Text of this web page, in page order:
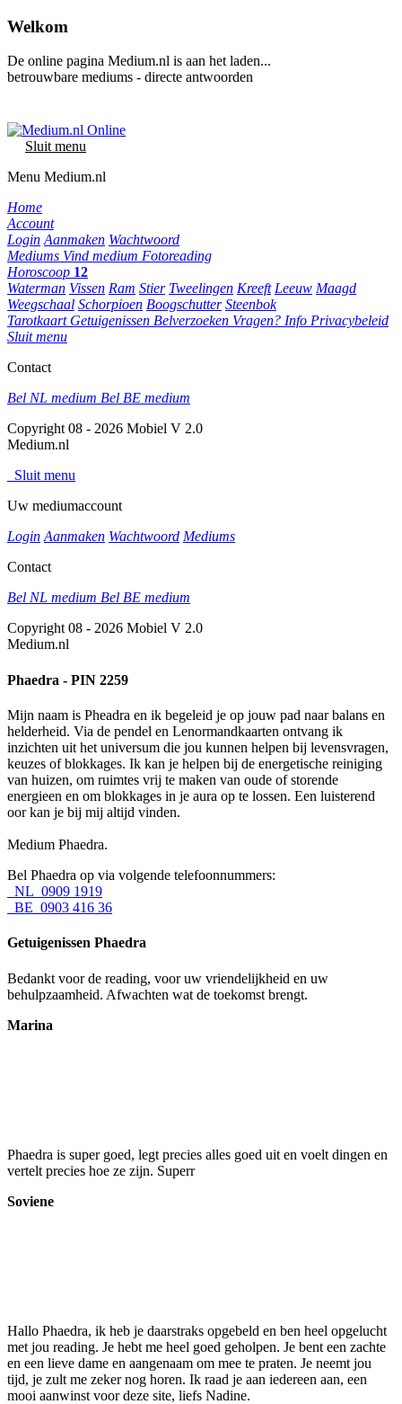
Welkom
De online pagina Medium.nl is aan het laden...
betrouwbare mediums - directe antwoorden
Sluit menu
Menu Medium.nl
Home
Account
Login Aanmaken Wachtwoord
Mediums Vind medium Fotoreading
Horoscoop 12
Waterman Vissen Ram Stier Tweelingen Kreeft Leeuw Maagd
Weegschaal Schorpioen Boogschutter Steenbok
Tarotkaart Getuigenissen Belverzoeken Vragen? Info Privacybeleid
Sluit menu
Contact
Bel NL medium Bel BE medium
Copyright 08 - 2026 Mobiel V 2.0
Medium.nl
Sluit menu
Uw mediumaccount
Login Aanmaken Wachtwoord Mediums
Contact
Bel NL medium Bel BE medium
Copyright 08 - 2026 Mobiel V 2.0
Medium.nl
Phaedra - PIN 2259
Mijn naam is Pheadra en ik begeleid je op jouw pad naar balans en
helderheid. Via de pendel en Lenormandkaarten ontvang ik
inzichten uit het universum die jou kunnen helpen bij levensvragen,
keuzes of blokkages. Ik kan je helpen bij de energetische reiniging
van huizen, om ruimtes vrij te maken van oude of storende
energieen en om blokkages in je aura op te lossen. Een luisterend
oor kan je bij mij altijd vinden.
Medium Phaedra.
Bel Phaedra op via volgende telefoonnummers:
NL 0909 1919
BE 0903 416 36
Getuigenissen Phaedra
Bedankt voor de reading, voor uw vriendelijkheid en uw
behulpzaamheid. Afwachten wat de toekomst brengt.
Marina
Phaedra is super goed, legt precies alles goed uit en voelt dingen en
vertelt precies hoe ze zijn. Superr
Soviene
Hallo Phaedra, ik heb je daarstraks opgebeld en ben heel opgelucht
met jou reading. Je hebt me heel goed geholpen. Je bent een zachte
en een lieve dame en aangenaam om mee te praten. Je neemt jou
tijd, je zult me zeker nog horen. Ik raad je aan iedereen aan, een
mooi aanwinst voor deze site, liefs Nadine.